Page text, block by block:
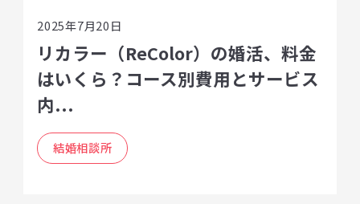
2025年7月20日
リカラー（ReColor）の婚活、料金
はいくら？コース別費用とサービス
内...
結婚相談所